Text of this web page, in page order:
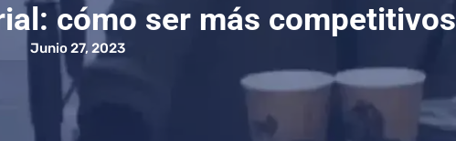
cómo ser más competitivos
Junio 27, 2023